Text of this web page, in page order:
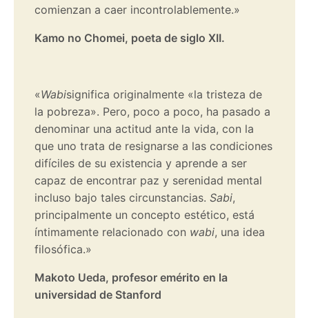
comienzan a caer incontrolablemente.»
Kamo no Chomei, poeta de siglo XII.
«Wabisignifica originalmente «la tristeza de
la pobreza». Pero, poco a poco, ha pasado a
denominar una actitud ante la vida, con la
que uno trata de resignarse a las condiciones
difíciles de su existencia y aprende a ser
capaz de encontrar paz y serenidad mental
incluso bajo tales circunstancias.Sabi,
principalmente un concepto estético, está
íntimamente relacionado con wabi, una idea
filosófica.»
Makoto Ueda, profesor emérito en la
universidad de Stanford